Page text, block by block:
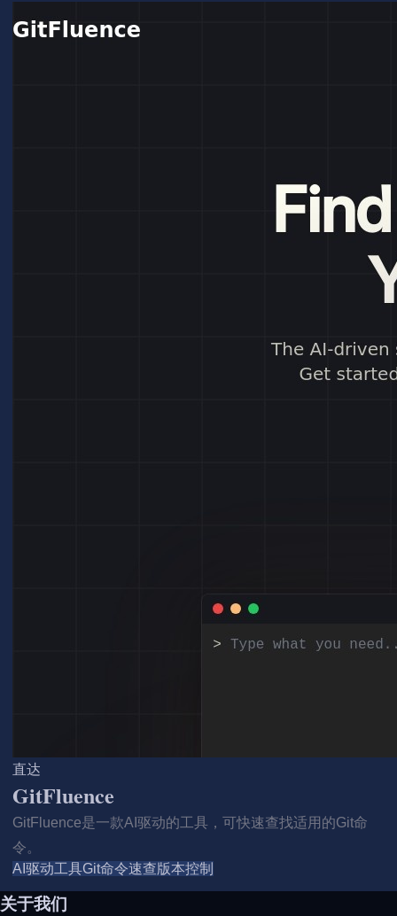
直达
GitFluence
GitFluence是一款AI驱动的工具，可快速查找适用的Git命
令。
AI驱动工具Git命令速查版本控制
关于我们